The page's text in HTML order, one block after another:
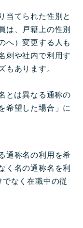
当てられた性別と
は、戸籍上の性別
へ）変更する人も
刺や社内で利用す
あります。
とは異なる通称の
希望した場合」に
通称名の利用を希
く名の通称名を利
なく在職中の従